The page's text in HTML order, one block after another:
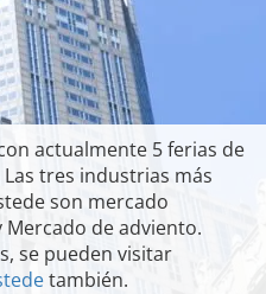
actualmente 5 ferias de
tres industrias más
son mercado
Mercado de adviento.
se pueden visitar
también.